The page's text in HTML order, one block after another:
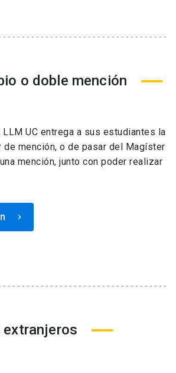
o doble mención
UC entrega a sus estudiantes la
de mención, o de pasar del Magíster
mención, junto con poder realizar
keyboard_arrow_right